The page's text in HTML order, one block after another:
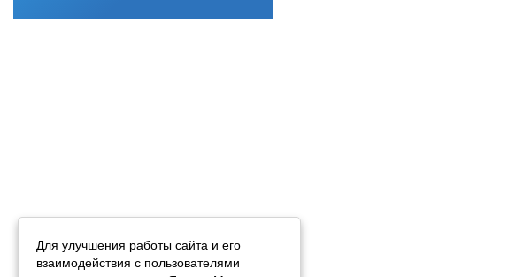
Для улучшения работы сайта и его
взаимодействия с пользователями